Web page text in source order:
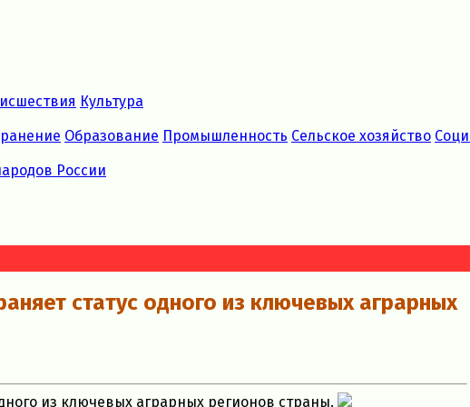
Культура
Образование Промышленность Сельское хозяйство
России
статус одного из ключевых аграрных
из ключевых аграрных регионов страны.